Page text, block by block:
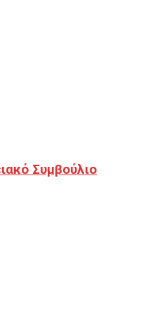
Συμβούλιο